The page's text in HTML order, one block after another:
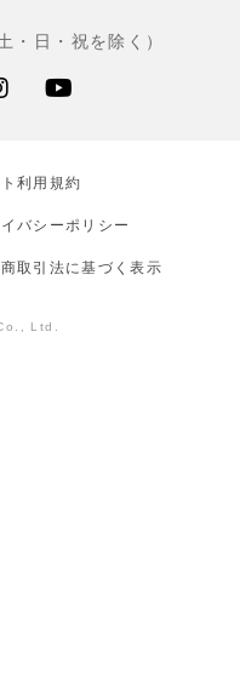
日・祝を除く）
利⽤規約
バシーポリシー
取引法に基づく表示
Ltd.